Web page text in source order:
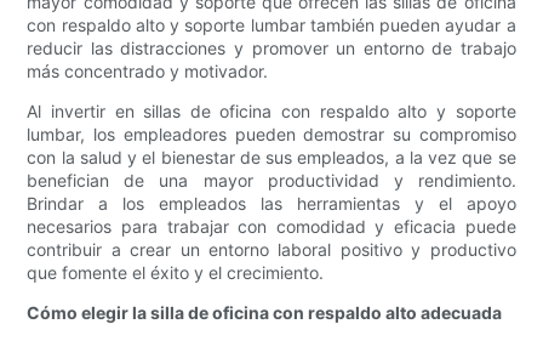
con respaldo alto y soporte lumbar también pueden ayudar a
reducir las distracciones y promover un entorno de trabajo
más concentrado y motivador.
Al invertir en sillas de oficina con respaldo alto y soporte
lumbar, los empleadores pueden demostrar su compromiso
con la salud y el bienestar de sus empleados, a la vez que se
benefician de una mayor productividad y rendimiento.
Brindar a los empleados las herramientas y el apoyo
necesarios para trabajar con comodidad y eficacia puede
contribuir a crear un entorno laboral positivo y productivo
que fomente el éxito y el crecimiento.
Cómo elegir la silla de oficina con respaldo alto adecuada